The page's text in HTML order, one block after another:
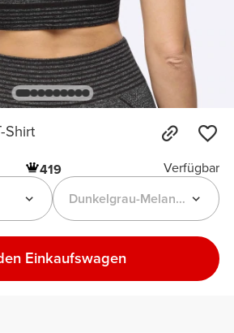
Shirt
419
Verfügbar
Dunkelgrau-Melange
Einkaufswagen